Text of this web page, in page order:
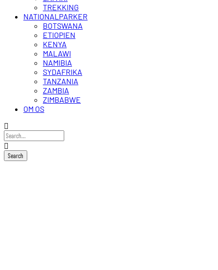
TREKKING
NATIONALPARKER
BOTSWANA
ETIOPIEN
KENYA
MALAWI
NAMIBIA
SYDAFRIKA
TANZANIA
ZAMBIA
ZIMBABWE
OM OS